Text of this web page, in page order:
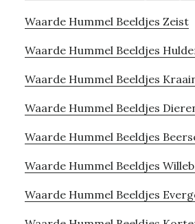
Waarde Hummel Beeldjes Zeist
Waarde Hummel Beeldjes
Waarde Hummel Beeldjes
Waarde Hummel Beeldjes
Waarde Hummel Beeldjes
Waarde Hummel Beeldjes
Waarde Hummel Beeldjes